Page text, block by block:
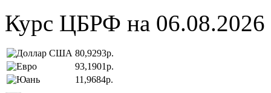
Курс ЦБРФ на 06.08.2026
80,9293р.
93,1901р.
11,9684р.